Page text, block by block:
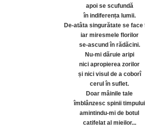
apoi se scufundă
în indiferența lumii.
De-atâta singurătate se face
iar miresmele florilor
se-ascund în rădăcini.
Nu-mi dăruie aripi
nici apropierea zorilor
și nici visul de a coborî
cerul în suflet.
Doar mâinile tale
îmblânzesc spinii timpului
amintindu-mi de botul
catifelat al mieilor...